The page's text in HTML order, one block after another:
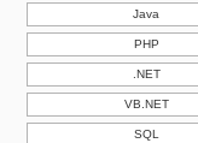
Java
PHP
.NET
VB.NET
SQL